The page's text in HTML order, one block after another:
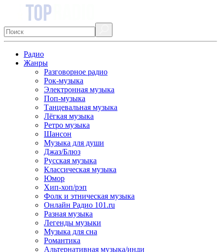
Радио
Жанры
Разговорное радио
Рок-музыка
Электронная музыка
Поп-музыка
Танцевальная музыка
Лёгкая музыка
Ретро музыка
Шансон
Музыка для души
Джаз/Блюз
Русская музыка
Классическая музыка
Юмор
Хип-хоп/рэп
Фолк и этническая музыка
Онлайн Радио 101.ru
Разная музыка
Легенды музыки
Музыка для сна
Романтика
Альтернативная музыка/инди